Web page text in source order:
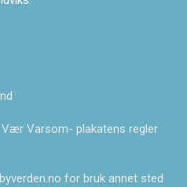
Varsom- plakatens regler
for bruk annet sted